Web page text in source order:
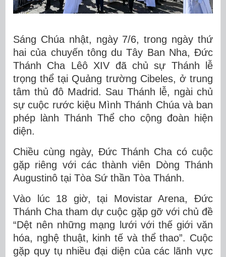
Sáng Chúa nhật, ngày 7/6, trong ngày thứ
hai của chuyến tông du Tây Ban Nha, Đức
Thánh Cha Lêô XIV đã chủ sự Thánh lễ
trọng thể tại Quảng trường Cibeles, ở trung
tâm thủ đô Madrid. Sau Thánh lễ, ngài chủ
sự cuộc rước kiệu Mình Thánh Chúa và ban
phép lành Thánh Thể cho cộng đoàn hiện
diện.
Chiều cùng ngày, Đức Thánh Cha có cuộc
gặp riêng với các thành viên Dòng Thánh
Augustinô tại Tòa Sứ thần Tòa Thánh.
Vào lúc 18 giờ, tại Movistar Arena, Đức
Thánh Cha tham dự cuộc gặp gỡ với chủ đề
“Dệt nên những mạng lưới với thế giới văn
hóa, nghệ thuật, kinh tế và thể thao”. Cuộc
gặp quy tụ nhiều đại diện của các lãnh vực